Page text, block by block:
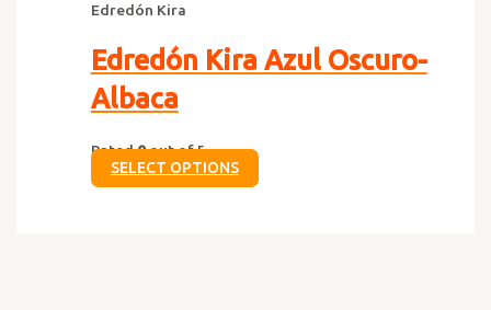
Edredón Kira
Edredón Kira Azul Oscuro-
Albaca
Rated0out of 5
SELECT OPTIONS